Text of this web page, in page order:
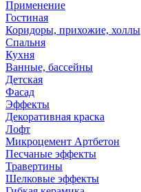
Применение
Гостиная
Коридоры, прихожие, холлы
Спальня
Кухня
Ванные, бассейны
Детская
Фасад
Эффекты
Декоративная краска
Лофт
Микроцемент Артбетон
Песчаные эффекты
Травертины
Шелковые эффекты